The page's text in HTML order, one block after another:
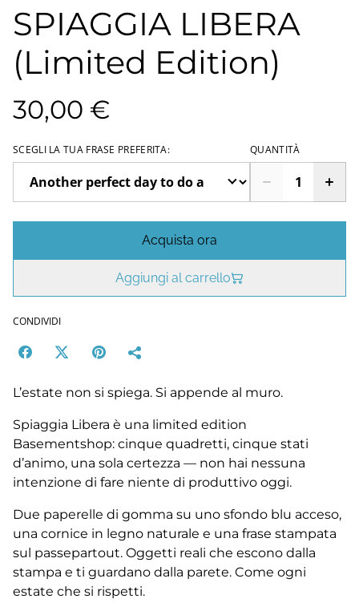
SPIAGGIA LIBERA
(Limited Edition)
30,00 €
SCEGLI LA TUA FRASE PREFERITA: QUANTITÀ
Acquista ora
Aggiungi al carrello
CONDIVIDI
L’estate non si spiega. Si appende al muro.
Spiaggia Libera è una limited edition
Basementshop: cinque quadretti, cinque stati
d’animo, una sola certezza — non hai nessuna
intenzione di fare niente di produttivo oggi.
Due paperelle di gomma su uno sfondo blu acceso,
una cornice in legno naturale e una frase stampata
sul passepartout. Oggetti reali che escono dalla
stampa e ti guardano dalla parete. Come ogni
estate che si rispetti.